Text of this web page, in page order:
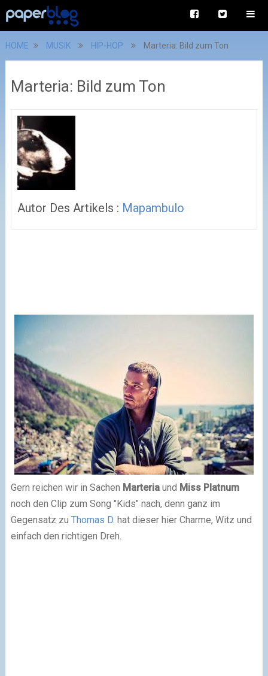
HOME MUSIK HIP-HOP Marteria: Bild zum Ton
Marteria: Bild zum Ton
Autor Des Artikels : Mapambulo
Gern reichen wir in Sachen Marteria und Miss Platnum
noch den Clip zum Song "Kids" nach, denn ganz im
Gegensatz zu Thomas D. hat dieser hier Charme, Witz und
einfach den richtigen Dreh.